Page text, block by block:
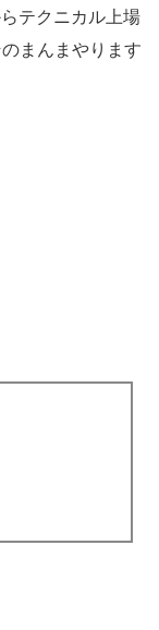
テクニカル上場
まんまやります